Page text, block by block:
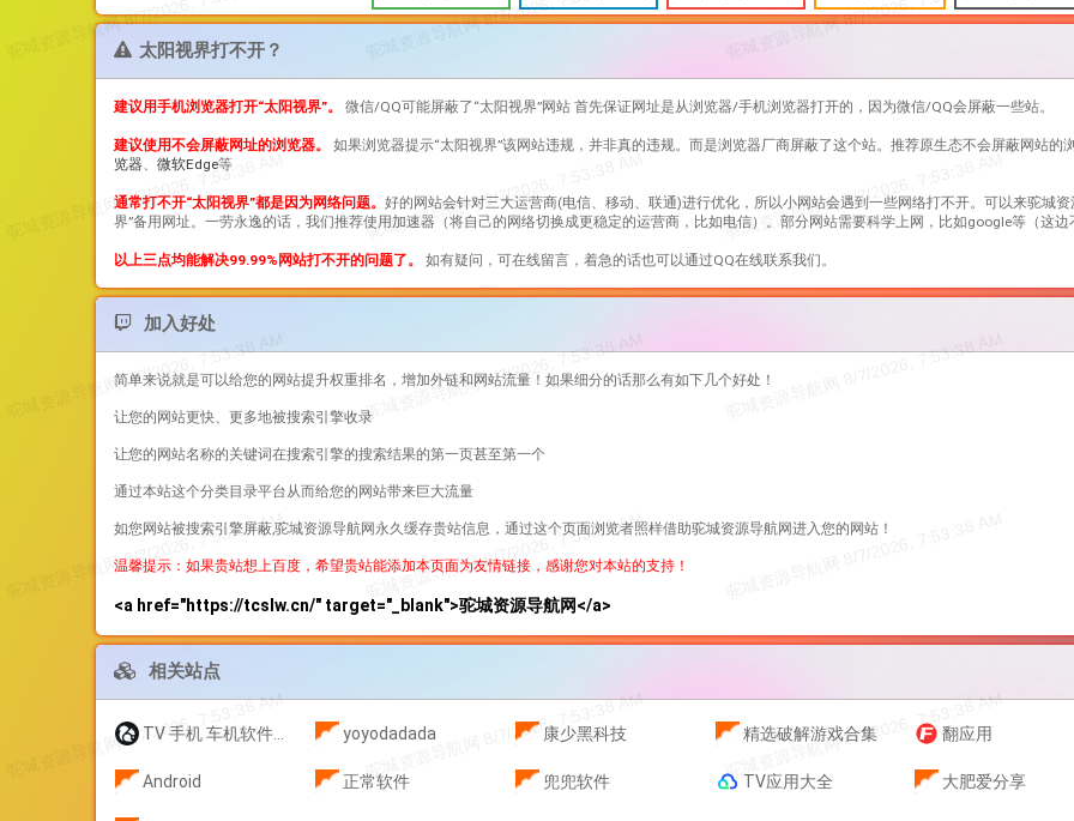
太阳视界打不开？
建议用手机浏览器打开“太阳视界”。 微信/QQ可能屏蔽了“太阳视界”网站 首先保证网址是从浏览器/手机浏览器打开的，因为微信/QQ会屏蔽一些站。
建议使用不会屏蔽网址的浏览器。 如果浏览器提示“太阳视界”该网站违规，并非真的违规。而是浏览器厂商屏蔽了这个站。推荐原生态不会屏蔽网站的
览器、 微软Edge等
通常打不开“太阳视界”都是因为网络问题。 好的网站会针对三大运营商(电信、移动、联通)进行优化，所以小网站会遇到一些网络打不开。可以来驼城资
界”备用网址。一劳永逸的话，我们推荐使用加速器（将自己的网络切换成更稳定的运营商，比如电信）。部分网站需要科学上网，比如google等（这
以上三点均能解决99.99%网站打不开的问题了。 如有疑问，可在线留言，着急的话也可以通过QQ在线联系我们。
加入好处
简单来说就是可以给您的网站提升权重排名，增加外链和网站流量！如果细分的话那么有如下几个好处！
让您的网站更快、更多地被搜索引擎收录
让您的网站名称的关键词在搜索引擎的搜索结果的第一页甚至第一个
通过本站这个分类目录平台从而给您的网站带来巨大流量
如您网站被搜索引擎屏蔽,驼城资源导航网永久缓存贵站信息，通过这个页面浏览者照样借助驼城资源导航网进入您的网站！
温馨提示：如果贵站想上百度，希望贵站能添加本页面为友情链接，感谢您对本站的支持！
<a href="https://tcslw.cn/" target="_blank">驼城资源导航网</a>
相关站点
TV 手机 车机软件分享 yoyodadada 康少黑科技 精选破解游戏合集 翻应用
Android 正常软件 兜兜软件 TV应用大全 大肥爱分享